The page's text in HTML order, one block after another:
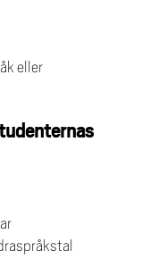
eller